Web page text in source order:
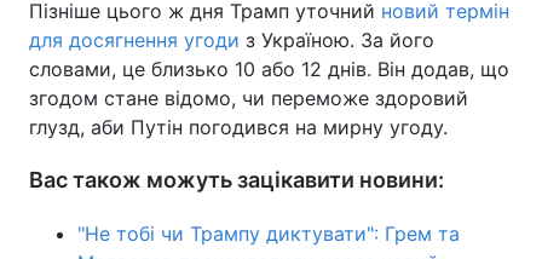
Пізніше цього ж дня Трамп уточний новий термін
для досягнення угоди з Україною. За його
словами, це близько 10 або 12 днів. Він додав, що
згодом стане відомо, чи переможе здоровий
глузд, аби Путін погодився на мирну угоду.
Вас також можуть зацікавити новини:
"Не тобі чи Трампу диктувати": Грем та